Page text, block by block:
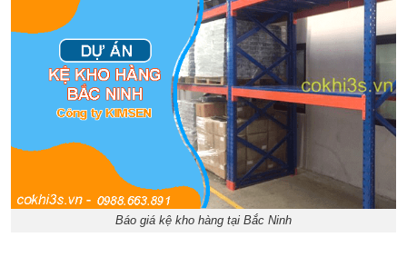
Báo giá kệ kho hàng tại Bắc Ninh